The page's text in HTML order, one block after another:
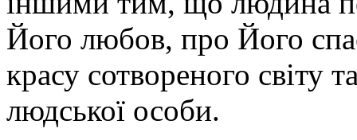
Його любов, про Його
красу сотвореного світу
людської особи.